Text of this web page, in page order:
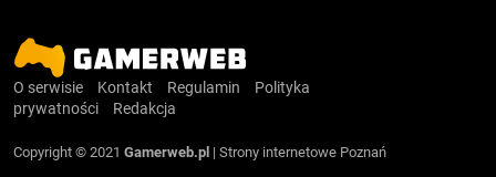
O serwisie Kontakt Regulamin
Polityka
prywatności
Redakcja
Copyright © 2021 Gamerweb.pl | Strony internetowe Poznań